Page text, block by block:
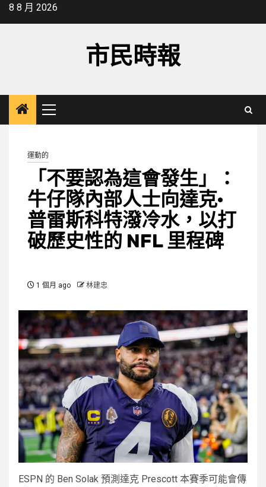
Skip8 8 月 2026
市民時報
Primary
Menu
運動的
「不要認為這會發生」：
牛仔隊內部人士向達克·
普雷斯科特潑冷水，以打
破歷史性的 NFL 里程碑
1 個月 ago 林建忠
ESPN 的 Ben Solak 預測達克 Prescott 本賽季可能會傳